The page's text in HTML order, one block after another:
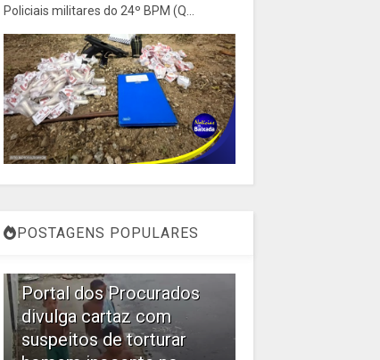
Policiais militares do 24º BPM (Q...
POSTAGENS POPULARES
Portal dos Procurados
divulga cartaz com
suspeitos de torturar